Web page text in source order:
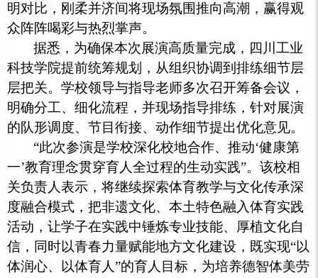
明对比，刚柔并济间将现场氛围推向高潮，赢得观
众阵阵喝彩与热烈掌声。
据悉，为确保本次展演高质量完成，四川工业
科技学院提前统筹规划，从组织协调到排练细节层
层把关。学校领导与指导老师多次召开筹备会议，
明确分工、细化流程，并现场指导排练，针对展演
的队形调度、节目衔接、动作细节提出优化意见。
“此次参演是学校深化校地合作、推动‘健康第
一’教育理念贯穿育人全过程的生动实践”。该校相
关负责人表示，将继续探索体育教学与文化传承深
度融合模式，把非遗文化、本土特色融入体育实践
活动，让学子在实践中锤炼专业技能、厚植文化自
信，同时以青春力量赋能地方文化建设，既实现“以
体润心、以体育人”的育人目标，为培养德智体美劳